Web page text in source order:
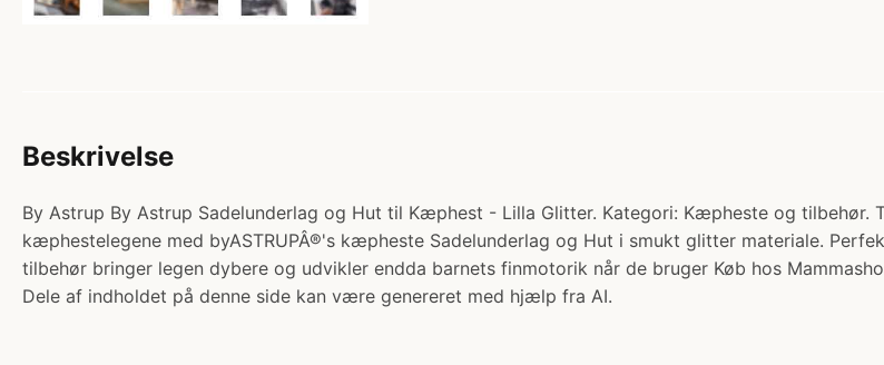
Beskrivelse
By Astrup By Astrup Sadelunderlag og Hut til Kæphest - Lilla Glitter. Kategori: Kæpheste og tilbehør.
kæphestelegene med byASTRUPÂ®'s kæpheste Sadelunderlag og Hut i smukt glitter materiale.
tilbehør bringer legen dybere og udvikler endda barnets finmotorik når de bruger Køb hos
Dele af indholdet på denne side kan være genereret med hjælp fra AI.